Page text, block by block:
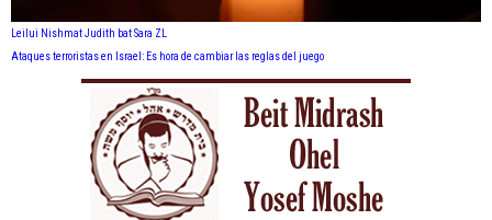
Leilui Nishmat Judith bat Sara ZL
Ataques terroristas en Israel: Es hora de cambiar las reglas del juego